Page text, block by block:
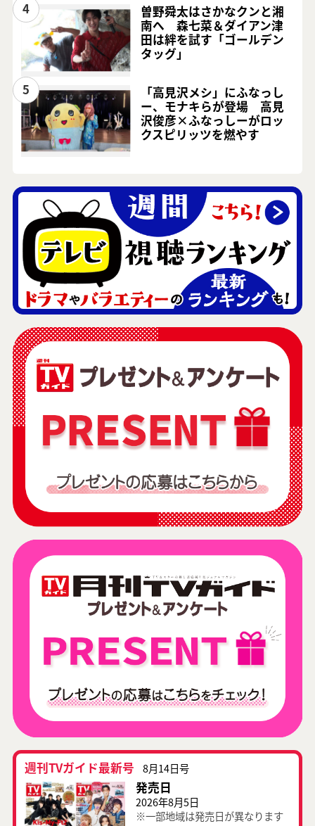
4
曽野舜太はさかなクンと湘
南へ 森七菜＆ダイアン津
田は絆を試す「ゴールデン
タッグ」
5
「高見沢メシ」にふなっし
ー、モナキらが登場 高見
沢俊彦×ふなっしーがロッ
クスピリッツを燃やす
週刊TVガイド最新号 8月14日号
発売日
2026年8月5日
※一部地域は発売日が異なります